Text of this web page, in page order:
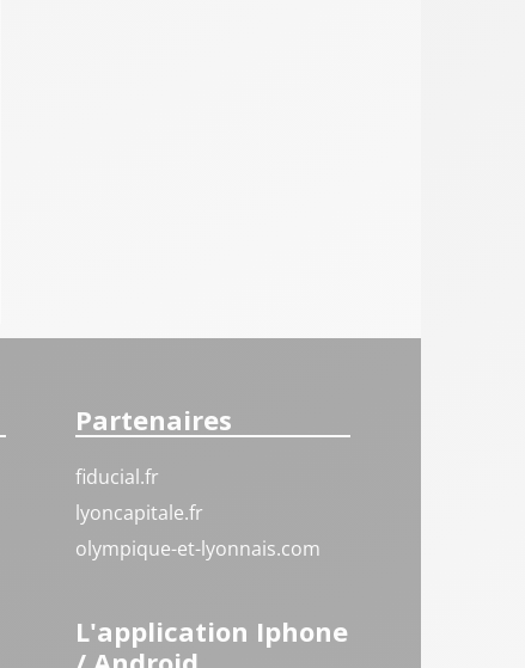
Partenaires
fiducial.fr
lyoncapitale.fr
olympique-et-lyonnais.com
L'application Iphone